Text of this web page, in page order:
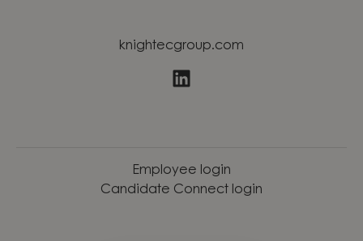
knightecgroup.com
Employee login
Candidate Connect login